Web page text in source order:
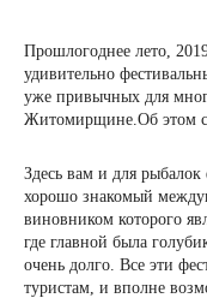
Прошлогоднее лето,
удивительно
уже привычных для
Житомирщине.Об этом
Здесь вам и для
хорошо знакомый
виновником которого
где главной была
очень долго. Все эти
туристам, и вполне